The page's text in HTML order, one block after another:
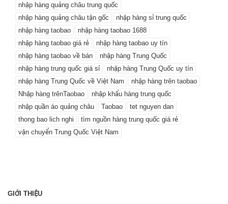
nhập hàng quảng châu trung quốc
nhập hàng quảng châu tận gốc
nhập hàng sỉ trung quốc
nhập hàng taobao
nhập hàng taobao 1688
nhập hàng taobao giá rẻ
nhập hàng taobao uy tín
nhập hàng taobao về bán
nhập hàng Trung Quốc
nhập hàng trung quốc giá sỉ
nhập hàng Trung Quốc uy tín
nhập hàng Trung Quốc về Việt Nam
nhập hàng trên taobao
Nhập hàng trênTaobao
nhập khẩu hàng trung quốc
nhập quần áo quảng châu
Taobao
tet nguyen dan
thong bao lich nghi
tìm nguồn hàng trung quốc giá rẻ
vận chuyển Trung Quốc Việt Nam
GIỚI THIỆU